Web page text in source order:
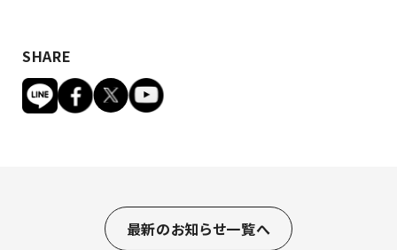
SHARE
最新のお知らせ一覧へ